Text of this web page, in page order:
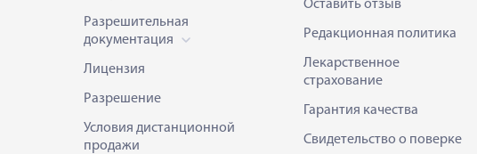
Разрешительная
документация
Лицензия
Разрешение
Условия дистанционной
продажи
Оставить отзыв
Редакционная политика
Лекарственное
страхование
Гарантия качества
Свидетельство о поверке